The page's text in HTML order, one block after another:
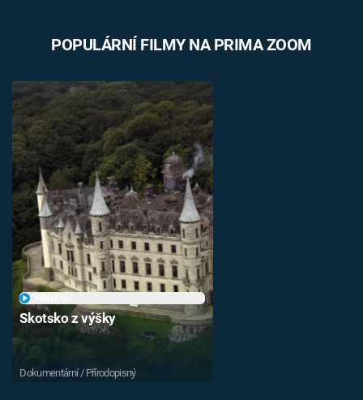
POPULÁRNÍ FILMY NA PRIMA ZOOM
Skotsko z výšky
Dokumentární / Přírodopisný